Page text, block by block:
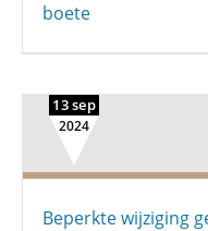
boete
13 sep
2024
Beperkte wijziging